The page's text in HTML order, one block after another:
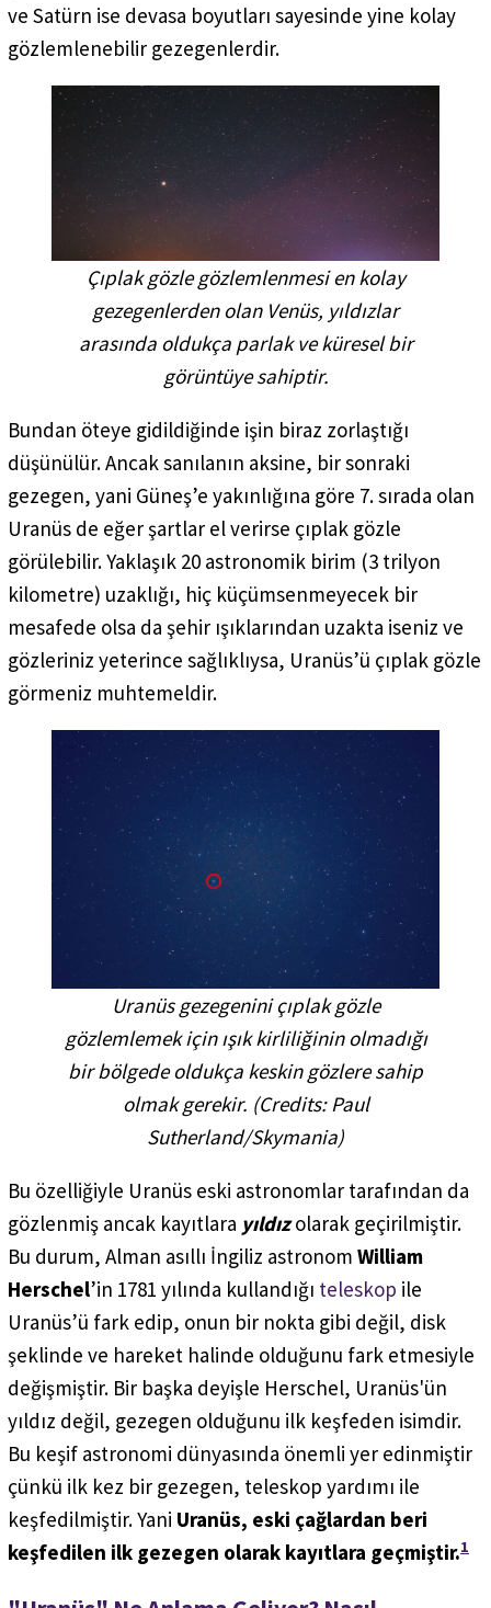
ve Satürn ise devasa boyutları sayesinde yine kolay
gözlemlenebilir gezegenlerdir.
Çıplak gözle gözlemlenmesi en kolay
gezegenlerden olan Venüs, yıldızlar
arasında oldukça parlak ve küresel bir
görüntüye sahiptir.
Bundan öteye gidildiğinde işin biraz zorlaştığı
düşünülür. Ancak sanılanın aksine, bir sonraki
gezegen, yani Güneş’e yakınlığına göre 7. sırada olan
Uranüs de eğer şartlar el verirse çıplak gözle
görülebilir. Yaklaşık 20 astronomik birim (3 trilyon
kilometre) uzaklığı, hiç küçümsenmeyecek bir
mesafede olsa da şehir ışıklarından uzakta iseniz ve
gözleriniz yeterince sağlıklıysa, Uranüs’ü çıplak gözle
görmeniz muhtemeldir.
Uranüs gezegenini çıplak gözle
gözlemlemek için ışık kirliliğinin olmadığı
bir bölgede oldukça keskin gözlere sahip
olmak gerekir. (Credits: Paul
Sutherland/Skymania)
Bu özelliğiyle Uranüs eski astronomlar tarafından da
gözlenmiş ancak kayıtlara yıldızolarak geçirilmiştir.
Bu durum, Alman asıllı İngiliz astronom William
Herschel’in 1781 yılında kullandığı teleskop ile
Uranüs’ü fark edip, onun bir nokta gibi değil, disk
şeklinde ve hareket halinde olduğunu fark etmesiyle
değişmiştir. Bir başka deyişle Herschel, Uranüs'ün
yıldız değil, gezegen olduğunu ilk keşfeden isimdir.
Bu keşif astronomi dünyasında önemli yer edinmiştir
çünkü ilk kez bir gezegen, teleskop yardımı ile
keşfedilmiştir. Yani Uranüs, eski çağlardan beri
keşfedilen ilk gezegen olarak kayıtlara geçmiştir.1